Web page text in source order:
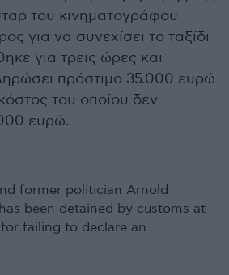
του κινηματογράφου
για να συνεχίσει το ταξίδι
για τρεις ώρες και
πρόστιμο 35.000 ευρώ
του οποίου δεν
ευρώ.
former politician Arnold
been detained by customs at
failing to declare an